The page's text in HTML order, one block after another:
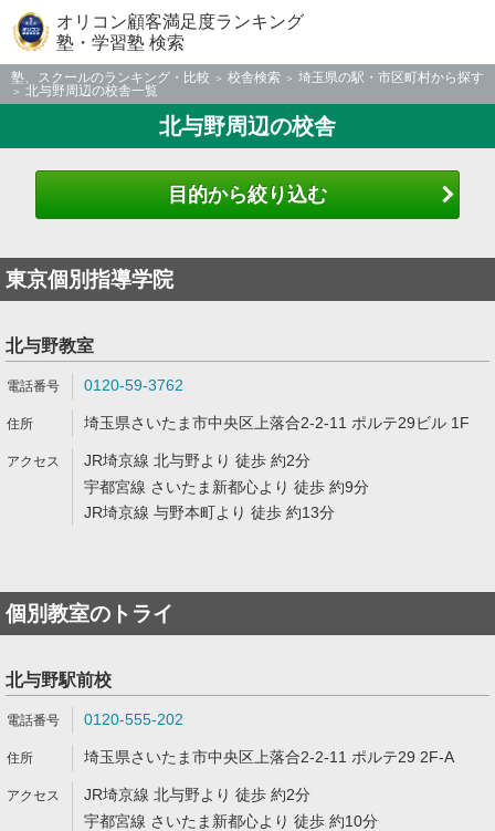
オリコン顧客満足度ランキング
塾・学習塾 検索
塾、スクールのランキング・比較 校舎検索
埼玉県の駅・市区町村から探す
北与野周辺の校舎一覧
北与野周辺の校舎
目的から絞り込む
東京個別指導学院
北与野教室
0120-59-3762
埼玉県さいたま市中央区上落合2-2-11 ポルテ29ビル 1F
JR埼京線 北与野より 徒歩 約2分
宇都宮線 さいたま新都心より 徒歩 約9分
JR埼京線 与野本町より 徒歩 約13分
個別教室のトライ
北与野駅前校
0120-555-202
埼玉県さいたま市中央区上落合2-2-11 ポルテ29 2F-A
JR埼京線 北与野より 徒歩 約2分
宇都宮線 さいたま新都心より 徒歩 約10分